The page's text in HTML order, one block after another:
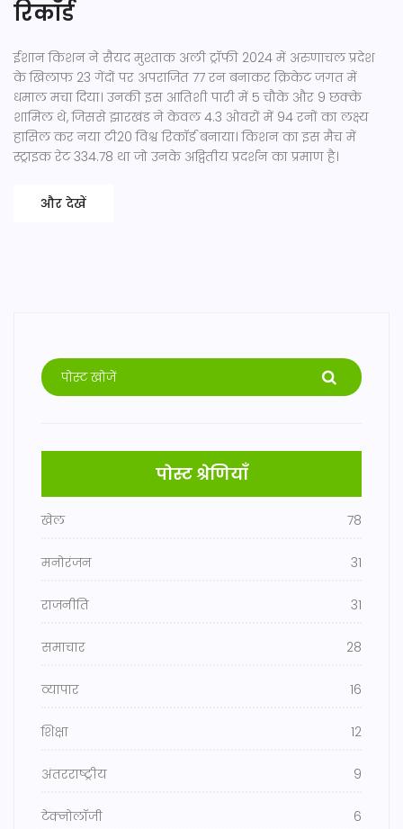
रिकॉर्ड
ईशान किशन ने सैयद मुश्ताक अली ट्रॉफी 2024 में अरुणाचल प्रदेश
के खिलाफ 23 गेंदों पर अपराजित 77 रन बनाकर क्रिकेट जगत में
धमाल मचा दिया। उनकी इस आतिशी पारी में 5 चौके और 9 छक्के
शामिल थे, जिससे झारखंड ने केवल 4.3 ओवरों में 94 रनों का लक्ष्य
हासिल कर नया टी20 विश्व रिकॉर्ड बनाया। किशन का इस मैच में
स्ट्राइक रेट 334.78 था जो उनके अद्वितीय प्रदर्शन का प्रमाण है।
और देखें
पोस्ट श्रेणियाँ
खेल 78
मनोरंजन 31
राजनीति 31
समाचार 28
व्यापार 16
शिक्षा 12
अंतरराष्ट्रीय 9
टेक्नोलॉजी 6